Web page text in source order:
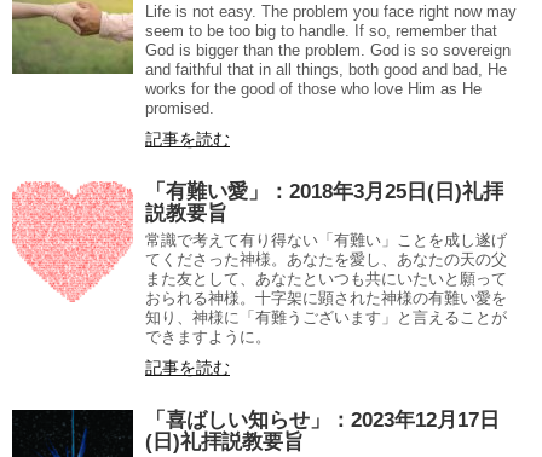
Life is not easy. The problem you face right now may
seem to be too big to handle. If so, remember that
God is bigger than the problem. God is so sovereign
and faithful that in all things, both good and bad, He
works for the good of those who love Him as He
promised.
記事を読む
「有難い愛」：2018年3月25日(日)礼拝
説教要旨
常識で考えて有り得ない「有難い」ことを成し遂げ
てくださった神様。あなたを愛し、あなたの天の父
また友として、あなたといつも共にいたいと願って
おられる神様。十字架に顕された神様の有難い愛を
知り、神様に「有難うございます」と言えることが
できますように。
記事を読む
「喜ばしい知らせ」：2023年12月17日
(日)礼拝説教要旨